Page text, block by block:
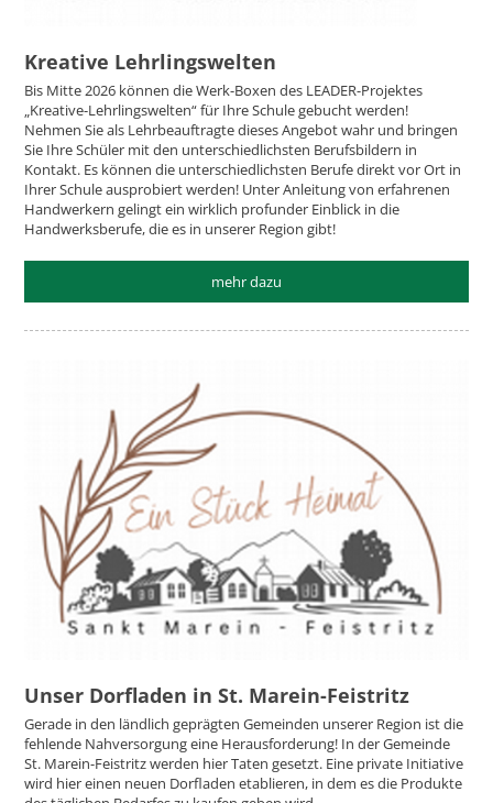
Kreative Lehrlingswelten
Bis Mitte 2026 können die Werk-Boxen des LEADER-Projektes
„Kreative-Lehrlingswelten“ für Ihre Schule gebucht werden!
Nehmen Sie als Lehrbeauftragte dieses Angebot wahr und bringen
Sie Ihre Schüler mit den unterschiedlichsten Berufsbildern in
Kontakt. Es können die unterschiedlichsten Berufe direkt vor Ort in
Ihrer Schule ausprobiert werden! Unter Anleitung von erfahrenen
Handwerkern gelingt ein wirklich profunder Einblick in die
Handwerksberufe, die es in unserer Region gibt!
mehr dazu
Unser Dorfladen in St. Marein-Feistritz
Gerade in den ländlich geprägten Gemeinden unserer Region ist die
fehlende Nahversorgung eine Herausforderung! In der Gemeinde
St. Marein-Feistritz werden hier Taten gesetzt. Eine private Initiative
wird hier einen neuen Dorfladen etablieren, in dem es die Produkte